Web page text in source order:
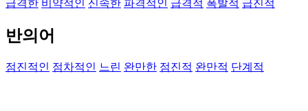
급격한 비약적인 신속한 파격적인 급격적 폭발적 급진적
반의어
점진적인 점차적인 느린 완만한 점진적 완만적 단계적